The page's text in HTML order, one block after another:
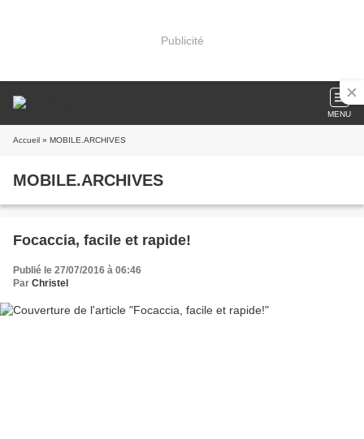
Publicité
MENU
Accueil » MOBILE.ARCHIVES
MOBILE.ARCHIVES
Focaccia, facile et rapide!
Publié le 27/07/2016 à 06:46
Par Christel